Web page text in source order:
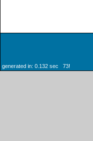
generated in: 0.132 sec 73!